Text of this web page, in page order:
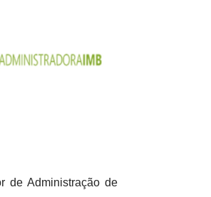
de Administração de